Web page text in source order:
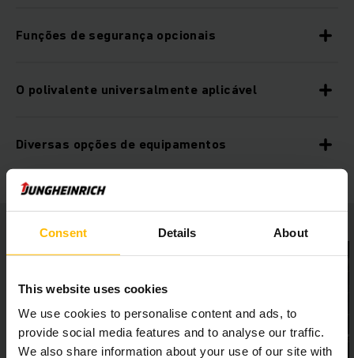
Consent Details About
This website uses cookies
We use cookies to personalise content and ads, to
provide social media features and to analyse our traffic.
We also share information about your use of our site with
Funções de segurança opcionais
O polivalente universalmente aplicável
Diversas opções de equipamentos